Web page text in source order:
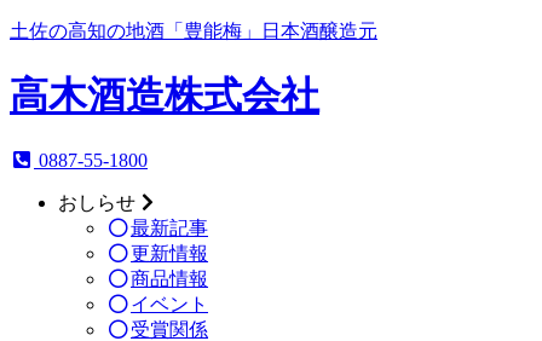
土佐の高知の地酒「豊能梅」日本酒醸造元
高木酒造株式会社
0887-55-1800
おしらせ
最新記事
更新情報
商品情報
イベント
受賞関係